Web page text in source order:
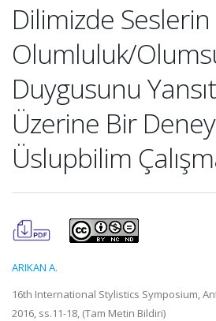
Dilimizde Seslerin
Olumluluk/
Duygusunu
Üzerine Bir
Üslupbilim
ARIKAN A.
16th International Stylistics Symposium,
2016, ss.11-18, (Tam Metin Bildiri)